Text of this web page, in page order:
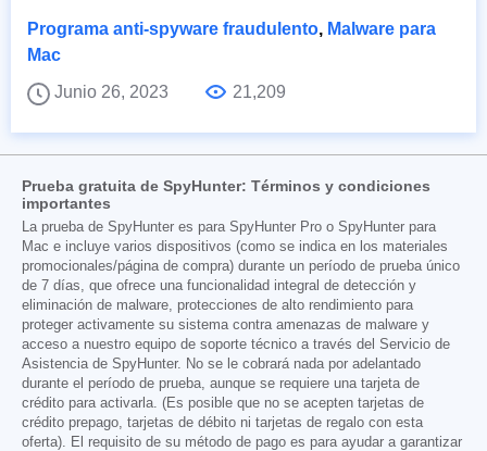
Programa anti-spyware fraudulento, Malware para
Mac
Junio 26, 2023
21,209
Prueba gratuita de SpyHunter: Términos y condiciones
importantes
La prueba de SpyHunter es para SpyHunter Pro o SpyHunter para
Mac e incluye varios dispositivos (como se indica en los materiales
promocionales/página de compra) durante un período de prueba único
de 7 días, que ofrece una funcionalidad integral de detección y
eliminación de malware, protecciones de alto rendimiento para
proteger activamente su sistema contra amenazas de malware y
acceso a nuestro equipo de soporte técnico a través del Servicio de
Asistencia de SpyHunter. No se le cobrará nada por adelantado
durante el período de prueba, aunque se requiere una tarjeta de
crédito para activarla. (Es posible que no se acepten tarjetas de
crédito prepago, tarjetas de débito ni tarjetas de regalo con esta
oferta). El requisito de su método de pago es para ayudar a garantizar